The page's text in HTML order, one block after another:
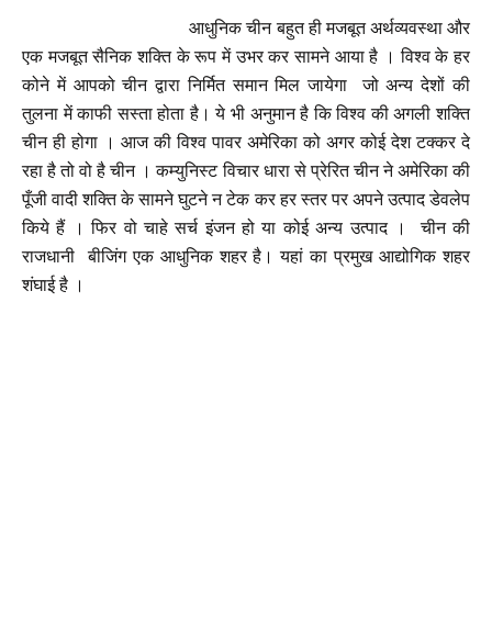
आधुनिक चीन बहुत ही मजबूत अर्थव्यवस्था और
एक मजबूत सैनिक शक्ति के रूप में उभर कर सामने आया है । विश्व के हर
कोने में आपको चीन द्वारा निर्मित समान मिल जायेगा जो अन्य देशों की
तुलना में काफी सस्ता होता है। ये भी अनुमान है कि विश्व की अगली शक्ति
चीन ही होगा । आज की विश्व पावर अमेरिका को अगर कोई देश टक्कर दे
रहा है तो वो है चीन । कम्युनिस्ट विचार धारा से प्रेरित चीन ने अमेरिका की
पूँजी वादी शक्ति के सामने घुटने न टेक कर हर स्तर पर अपने उत्पाद डेवलेप
किये हैं । फिर वो चाहे सर्च इंजन हो या कोई अन्य उत्पाद । चीन की
राजधानी बीजिंग एक आधुनिक शहर है। यहां का प्रमुख आद्योगिक शहर
शंघाई है ।